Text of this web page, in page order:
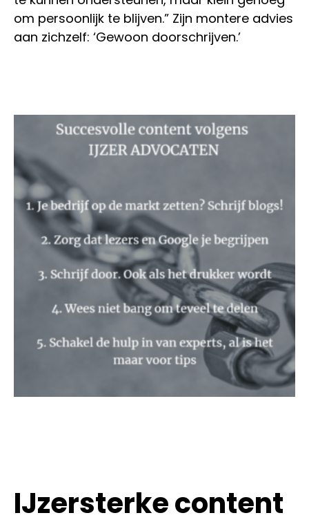
om persoonlijk te blijven.” Zijn montere advies
aan zichzelf: ‘Gewoon doorschrijven.’
IJzersterke content